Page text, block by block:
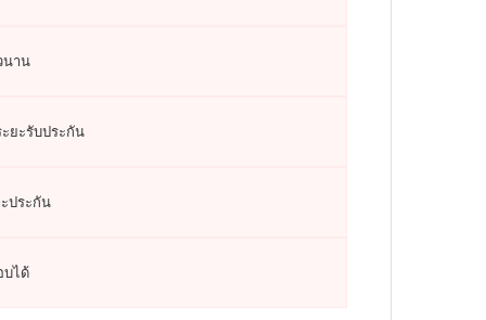
นาน
ยะรับประกัน
ประกัน
บได้